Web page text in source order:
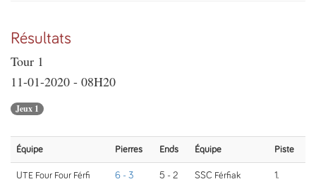
Résultats
Tour 1
11-01-2020 - 08H20
Jeux 1
Équipe Pierres Ends Équipe Piste
UTE Four Four Férfi 6 - 3 5 - 2 SSC Férfiak 1.